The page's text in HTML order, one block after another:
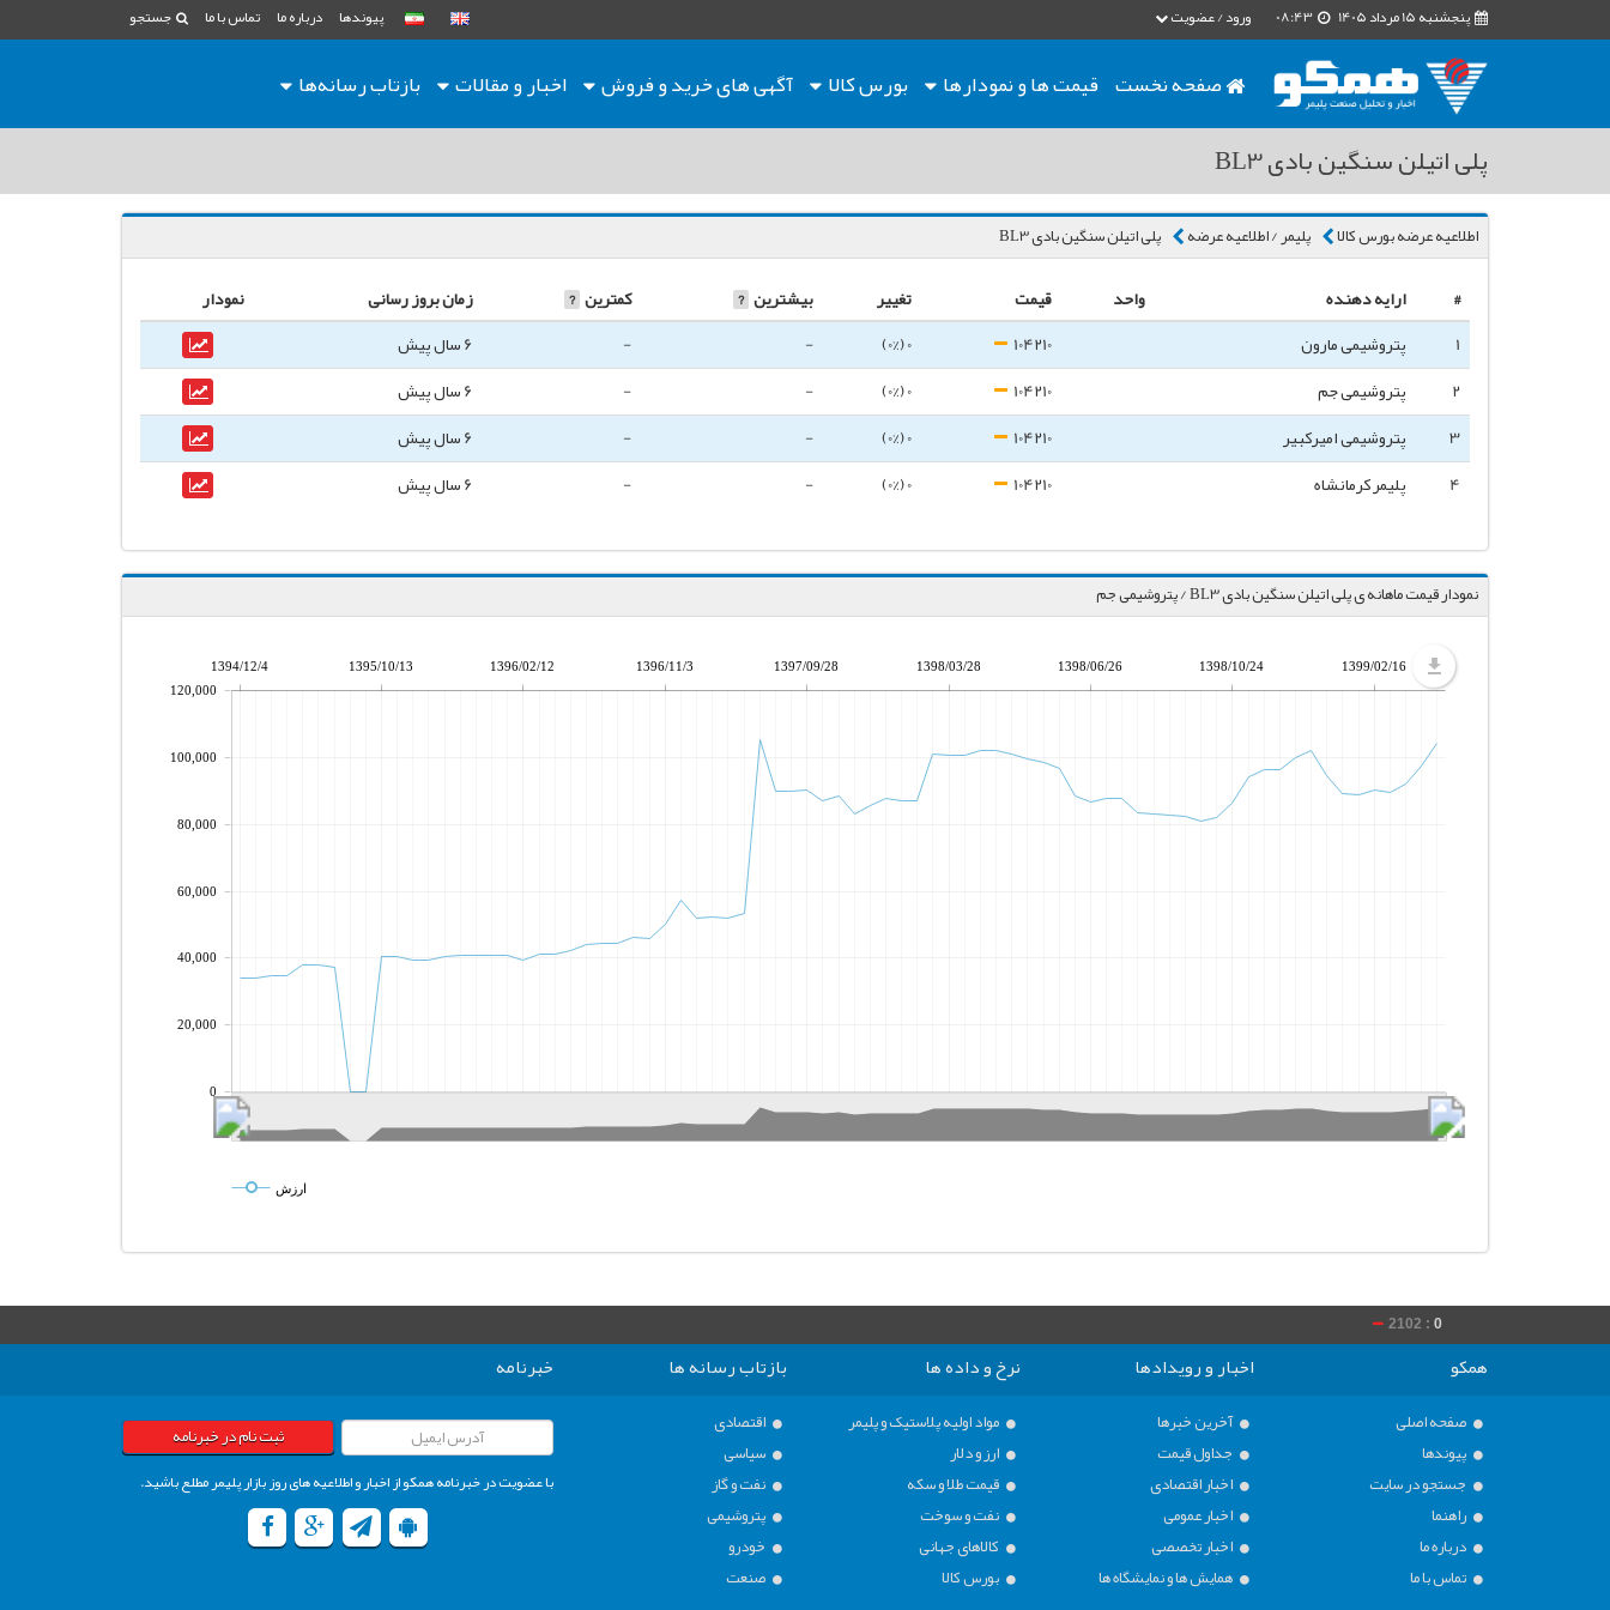
پیوندها درباره ما تماس با ما جستجو پنجشنبه 15 مرداد 1405 ورود / عضویت
صفحه نخست قیمت هاو نمودارها بورس کالا آگهی های خرید و فروش اخبار و مقالات بازتاب رسانه‌ها
پلی اتیلن سنگین بادی BL3
اطلاعیه عرضه بورس کالا پلیمر / اطلاعیه عرضه پلی اتیلن سنگین بادی BL3
# ارایه دهنده واحد قیمت تغییر بیشترین ? کمترین ? زمان بروز رسانی
نمودار
1
پتروشیمی مارون 104210
0 (0%)
-
-
6 سال پیش
2
پتروشیمی جم 104210
0 (0%)
-
-
6 سال پیش
3
پتروشیمی امیرکبیر 104210
0 (0%)
-
-
6 سال پیش
4
پلیمر کرمانشاه 104210
0 (0%)
-
- 6 سال پیش
نمودار قیمت ماهانه ی پلی اتیلن سنگین بادی BL3 / پتروشیمی جم
1394/12/4 1395/10/13 1396/02/12 1396/11/3 1397/09/28 1398/03/28 1398/06/26 1398/10/24 1399/02/16
0
20,000
40,000
60,000
80,000
100,000
120,000
ارزش
2102 : 0
همکو اخبار و رویدادها نرخ و داده ها بازتاب رسانه ها خبرنامه
صفحه اصلی
پیوندها
جستجو در سایت
راهنما
درباره ما
تماس با ما
آخرین خبرها
جداول قیمت
اخبار اقتصادی
اخبار عمومی
اخبار تخصصی
همایش ها و نمایشگاه ها
مواد اولیه پلاستیک و پلیمر
ارز و دلار
قیمت طلا و سکه
نفت و سوخت
کالاهای جهانی
بورس کالا
اقتصادی
سیاسی
نفت و گاز
پتروشیمی
خودرو
صنعت
ثبت نام در خبرنامه
با عضویت در خبرنامه همکو از اخبار و اطلاعیه های روز بازار پلیمر مطلع باشید.